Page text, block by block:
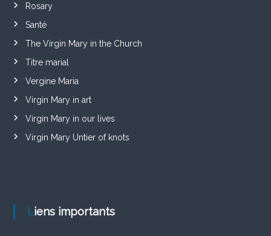
Rosary
Santé
The Virgin Mary in the Church
Titre marial
Vergine Maria
Virgin Mary in art
Virgin Mary in our lives
Virgin Mary Untier of knots
Liens importants